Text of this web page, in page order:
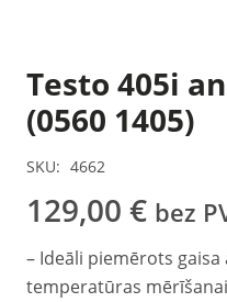
Testo 405i
(0560 1405)
SKU: 4662
129,00 € bez
– Ideāli piemērots
temperatūras